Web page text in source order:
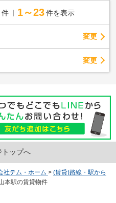
件 1～23 件を表示
変更
変更
トップへ
社テム・ホーム > (賃貸)路線・駅から
本駅の賃貸物件